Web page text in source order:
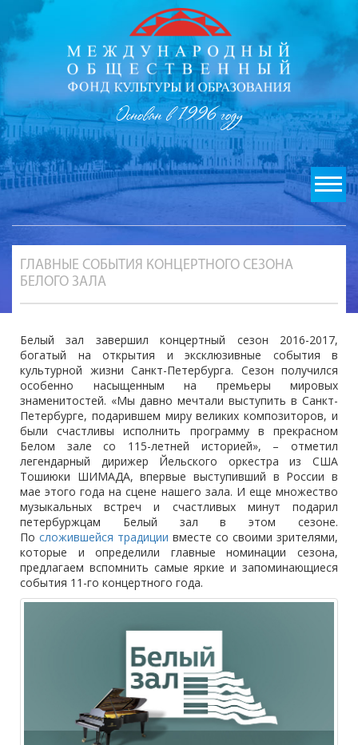
Основан в 1996 году
ГЛАВНЫЕ СОБЫТИЯ КОНЦЕРТНОГО СЕЗОНА
БЕЛОГО ЗАЛА
Белый зал завершил концертный сезон 2016-2017,
богатый на открытия и эксклюзивные события в
культурной жизни Санкт-Петербурга. Сезон получился
особенно насыщенным на премьеры мировых
знаменитостей. «Мы давно мечтали выступить в Санкт-
Петербурге, подарившем миру великих композиторов, и
были счастливы исполнить программу в прекрасном
Белом зале со 115-летней историей», – отметил
легендарный дирижер Йельского оркестра из США
Тошиюки ШИМАДА, впервые выступивший в России в
мае этого года на сцене нашего зала. И еще множество
музыкальных встреч и счастливых минут подарил
петербуржцам Белый зал в этом сезоне.
По сложившейся традиции вместе со своими зрителями,
которые и определили главные номинации сезона,
предлагаем вспомнить самые яркие и запоминающиеся
события 11-го концертного года.